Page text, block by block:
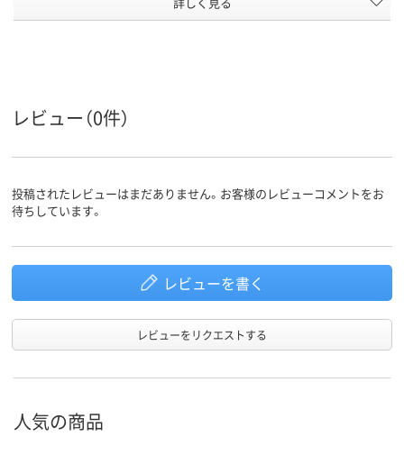
形状
プホール
保証期間 1年間
製品お買い上げ日よ
製品お買い上
約10g 8ｇ 8ｇ
スコア
30
レビュー（0件）
投稿されたレビューはまだありません。お客様のレビューコメントをお
待ちしています。
レビューを書く
レビューをリクエストする
人気の商品